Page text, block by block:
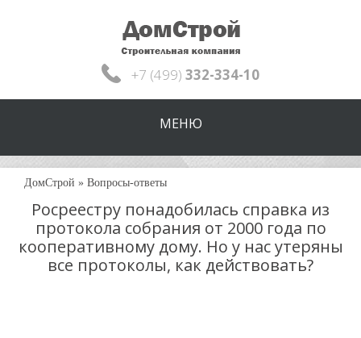
+7 (499) 332-334-10
МЕНЮ
ДомСтрой » Вопросы-ответы
Росреестру понадобилась справка из
протокола собрания от 2000 года по
кооперативному дому. Но у нас утеряны
все протоколы, как действовать?